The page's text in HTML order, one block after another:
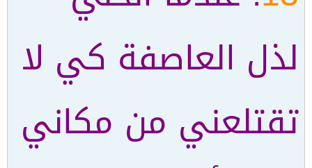
لذل العاصفة كي لا
تقتلعني من مكاني